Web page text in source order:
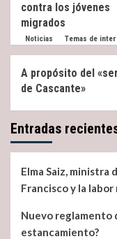
contra los jóvenes
migrados
Noticias Temas de
A propósito del
de Cascante»
Entradas
Elma Saiz, ministra
Francisco y la labor
Nuevo reglamento
estancamiento?